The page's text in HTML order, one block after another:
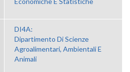
DI4A:
Dipartimento Di Scienze
Agroalimentari, Ambientali E
Animali